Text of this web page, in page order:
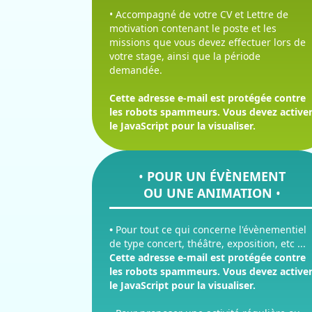
• Accompagné de votre CV et Lettre de
motivation contenant le poste et les
missions que vous devez effectuer lors de
votre stage, ainsi que la période
demandée.
Cette adresse e-mail est protégée contre
les robots spammeurs. Vous devez activer
le JavaScript pour la visualiser.
• POUR UN ÉVÈNEMENT
OU UNE ANIMATION •
• Pour tout ce qui concerne l'évènementiel
de type concert, théâtre, exposition, etc ...
Cette adresse e-mail est protégée contre
les robots spammeurs. Vous devez activer
le JavaScript pour la visualiser.